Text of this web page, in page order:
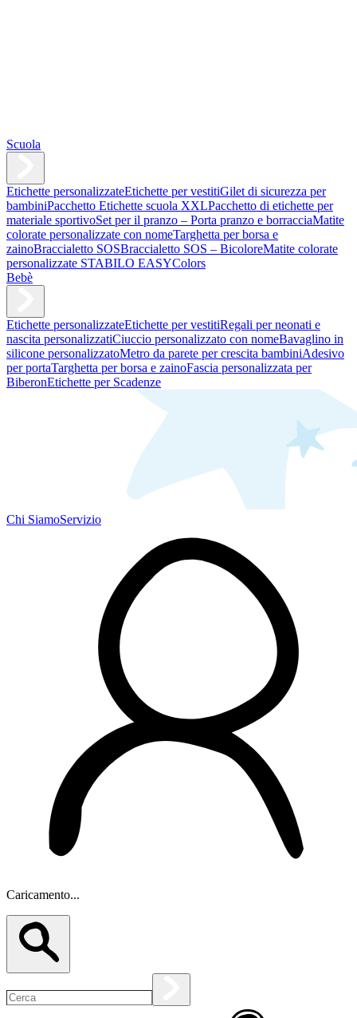
Scuola
Etichette personalizzateEtichette per vestitiGilet di sicurezza per
bambiniPacchetto Etichette scuola XXLPacchetto di etichette per
materiale sportivoSet per il pranzo – Porta pranzo e borracciaMatite
colorate personalizzate con nomeTarghetta per borsa e
zainoBraccialetto SOSBraccialetto SOS – BicoloreMatite colorate
personalizzate STABILO EASYColors
Bebè
Etichette personalizzateEtichette per vestitiRegali per neonati e
nascita personalizzatiCiuccio personalizzato con nomeBavaglino in
silicone personalizzatoMetro da parete per crescita bambiniAdesivo
per portaTarghetta per borsa e zainoFascia personalizzata per
BiberonEtichette per Scadenze
Chi SiamoServizio
Caricamento...